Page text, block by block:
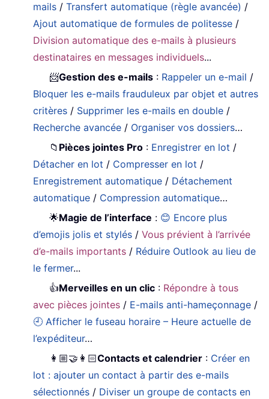
mails /Transfert automatique (règle avancée) /
Ajout automatique de formules de politesse /
Division automatique des e-mails à plusieurs
destinataires en messages individuels...
📨Gestion des e-mails : Rappeler un e-mail /
Bloquer les e-mails frauduleux par objet et autres
critères / Supprimer les e-mails en double /
Recherche avancée / Organiser vos dossiers…
📁 Pièces jointes Pro : Enregistrer en lot /
Détacher en lot / Compresser en lot /
Enregistrement automatique / Détachement
automatique / Compression automatique…
🌟Magie de l’interface : 😊 Encore plus
d’emojis jolis et stylés /Vous prévient à l’arrivée
d’e-mails importants / Réduire Outlook au lieu de
le fermer...
👍Merveilles en un clic : Répondre à tous
avec pièces jointes / E-mails anti-hameçonnage /
🕘 Afficher le fuseau horaire – Heure actuelle de
l’expéditeur…
👩🏼‍🤝‍👩🏻Contacts et calendrier : Créer en
lot : ajouter un contact à partir des e-mails
sélectionnés / Diviser un groupe de contacts en